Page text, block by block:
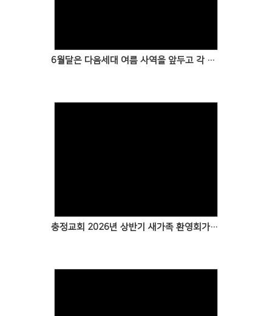
6월달은 다음세대 여름 사역을 앞두고 각 교회들마다 교사헌신예배나 교사강습회로 준비하고 있습니다
충정교회 2026년 상반기 새가족 환영회가 주일에 있었습니다